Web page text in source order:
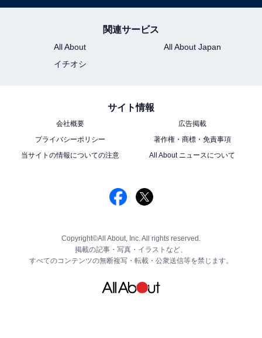
関連サービス
All About
All About Japan
イチオシ
サイト情報
会社概要
広告掲載
プライバシーポリシー
著作権・商標・免責事項
当サイトの情報についての注意
All About ニュースについて
Copyright©All About, Inc. All rights reserved.
掲載の記事・写真・イラストなど、
すべてのコンテンツの無断複写・転載・公衆送信等を禁じます。